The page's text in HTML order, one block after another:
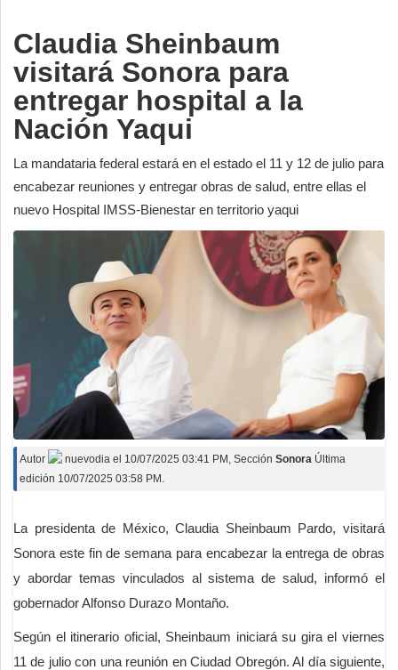
Claudia Sheinbaum
visitará Sonora para
entregar hospital a la
Nación Yaqui
La mandataria federal estará en el estado el 11 y 12 de julio para
encabezar reuniones y entregar obras de salud, entre ellas el
nuevo Hospital IMSS-Bienestar en territorio yaqui
Autor nuevodia el 10/07/2025 03:41 PM , Sección Sonora Última
edición 10/07/2025 03:58 PM.
La presidenta de México, Claudia Sheinbaum Pardo, visitará
Sonora este fin de semana para encabezar la entrega de obras
y abordar temas vinculados al sistema de salud, informó el
gobernador Alfonso Durazo Montaño.
Según el itinerario oficial, Sheinbaum iniciará su gira el viernes
11 de julio con una reunión en Ciudad Obregón. Al día siguiente,